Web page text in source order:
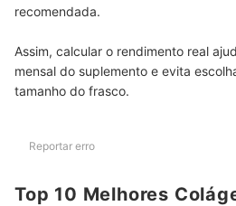
recomendada.
Assim, calcular o rendimento real
mensal do suplemento e evita
tamanho do frasco.
Reportar erro
Top 10 Melhores